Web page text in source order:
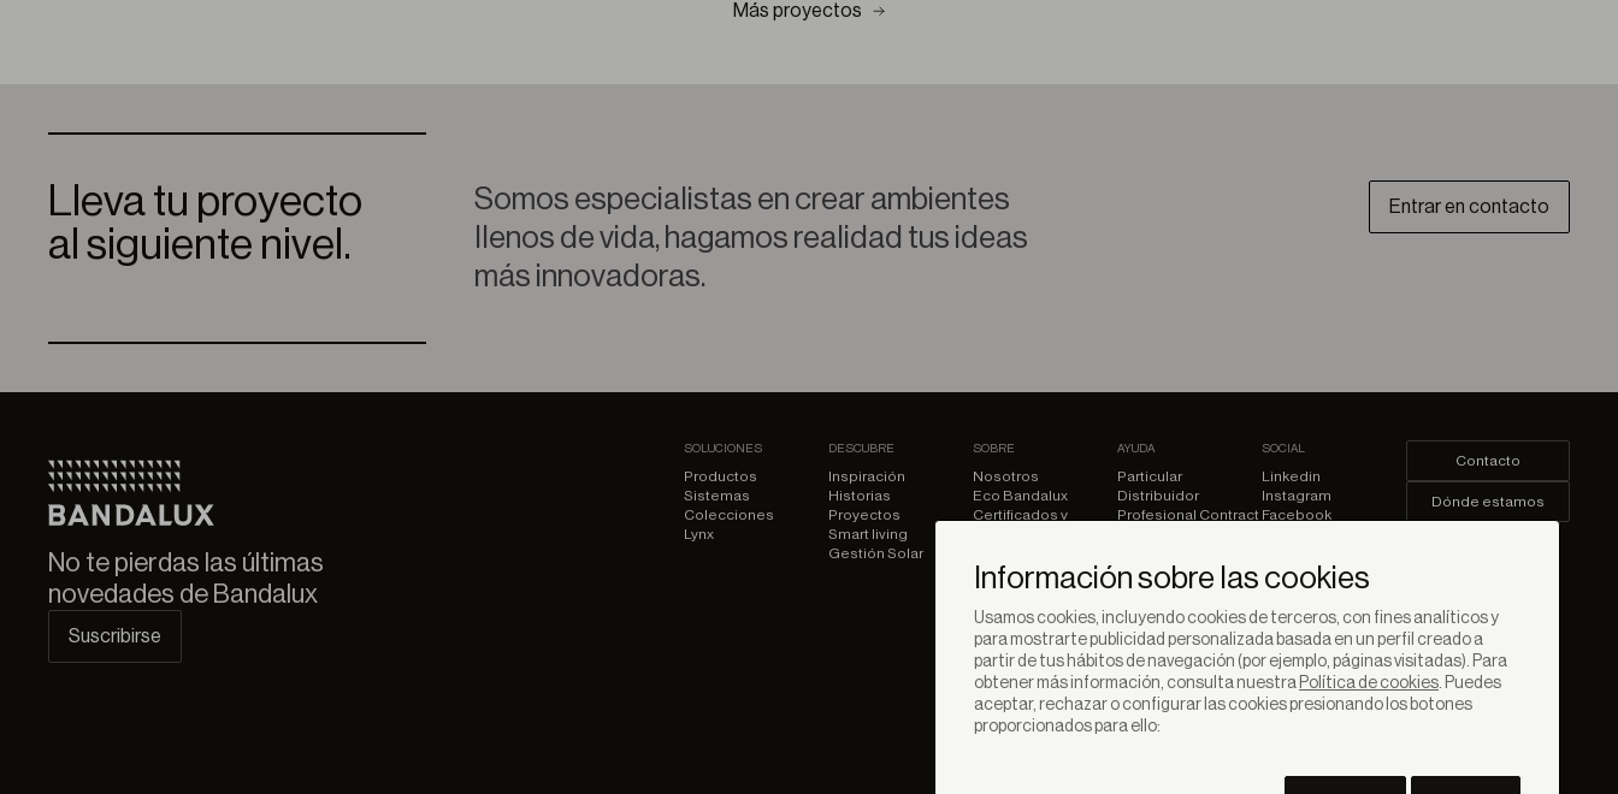
Más proyectos
Lleva tu proyecto
al siguiente nivel.
Somos especialistas en crear ambientes
llenos de vida, hagamos realidad tus ideas
más innovadoras.
Entrar en contacto
No te pierdas las últimas
novedades de Bandalux
Suscribirse
SOLUCIONES
Productos
Sistemas
Colecciones
Lynx
DESCUBRE
Inspiración
Historias
Proyectos
Smart living
Gestión Solar
SOBRE
Nosotros
Eco Bandalux
Certificados y
AYUDA
Particular
Distribuidor
Profesional Contract
SOCIAL
Linkedin
Instagram
Facebook
Contacto
Dónde estamos
Información sobre las cookies
Usamos cookies, incluyendo cookies de terceros, con fines analíticos y
para mostrarte publicidad personalizada basada en un perfil creado a
partir de tus hábitos de navegación (por ejemplo, páginas visitadas). Para
obtener más información, consulta nuestra Política de cookies. Puedes
aceptar, rechazar o configurar las cookies presionando los botones
proporcionados para ello: